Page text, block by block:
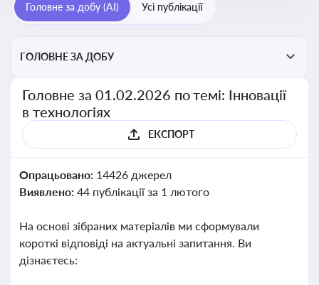
Головне за добу (AI) Усі публікації
ГОЛОВНЕ ЗА ДОБУ
Головне за 01.02.2026 по темі: Інновації
в технологіях
ЕКСПОРТ
Опрацьовано: 14426 джерел
Виявлено: 44 публікації за 1 лютого
На основі зібраних матеріалів ми сформували
короткі відповіді на актуальні запитання. Ви
дізнаєтесь: